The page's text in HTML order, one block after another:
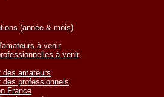
(année & mois)
à venir
à venir
des amateurs
des professionnels
France